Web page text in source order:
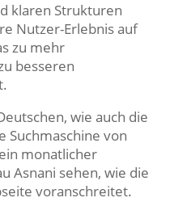
klaren Strukturen
Nutzer-Erlebnis auf
zu mehr
besseren
wie auch die
Suchmaschine von
monatlicher
Asnani sehen, wie die
voranschreitet.